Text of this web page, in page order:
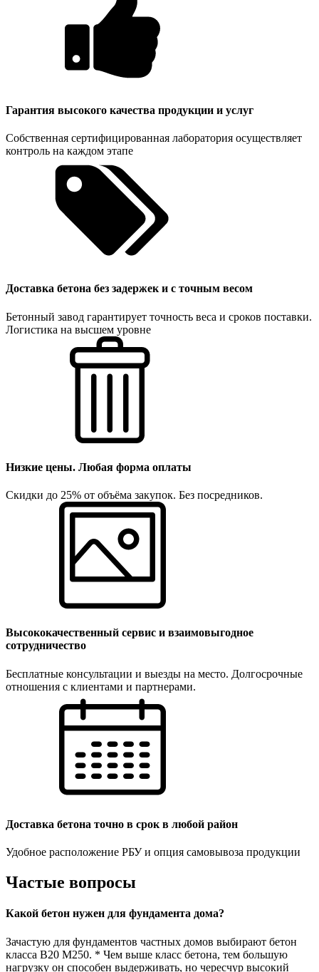
Гарантия высокого качества продукции и услуг
Собственная сертифицированная лаборатория осуществляет
контроль на каждом этапе
Доставка бетона без задержек и с точным весом
Бетонный завод гарантирует точность веса и сроков поставки.
Логистика на высшем уровне
Низкие цены. Любая форма оплаты
Скидки до 25% от объёма закупок. Без посредников.
Высококачественный сервис и взаимовыгодное
сотрудничество
Бесплатные консультации и выезды на место. Долгосрочные
отношения с клиентами и партнерами.
Доставка бетона точно в срок в любой район
Удобное расположение РБУ и опция самовывоза продукции
Частые вопросы
Какой бетон нужен для фундамента дома?
Зачастую для фундаментов частных домов выбирают бетон
класса В20 М250. * Чем выше класс бетона, тем большую
нагрузку он способен выдерживать, но чересчур высокий